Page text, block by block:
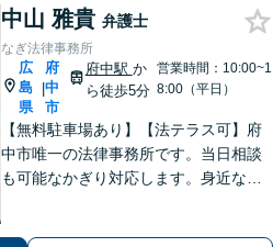
中山 雅貴 弁護士
なぎ法律事務所
広
島
県
|
府
中
市
府中駅 か
ら徒歩5分
営業時間：10:00~1
8:00（平日）
【無料駐車場あり】【法テラス可】府
中市唯一の法律事務所です。当日相談
も可能なかぎり対応します。身近な相